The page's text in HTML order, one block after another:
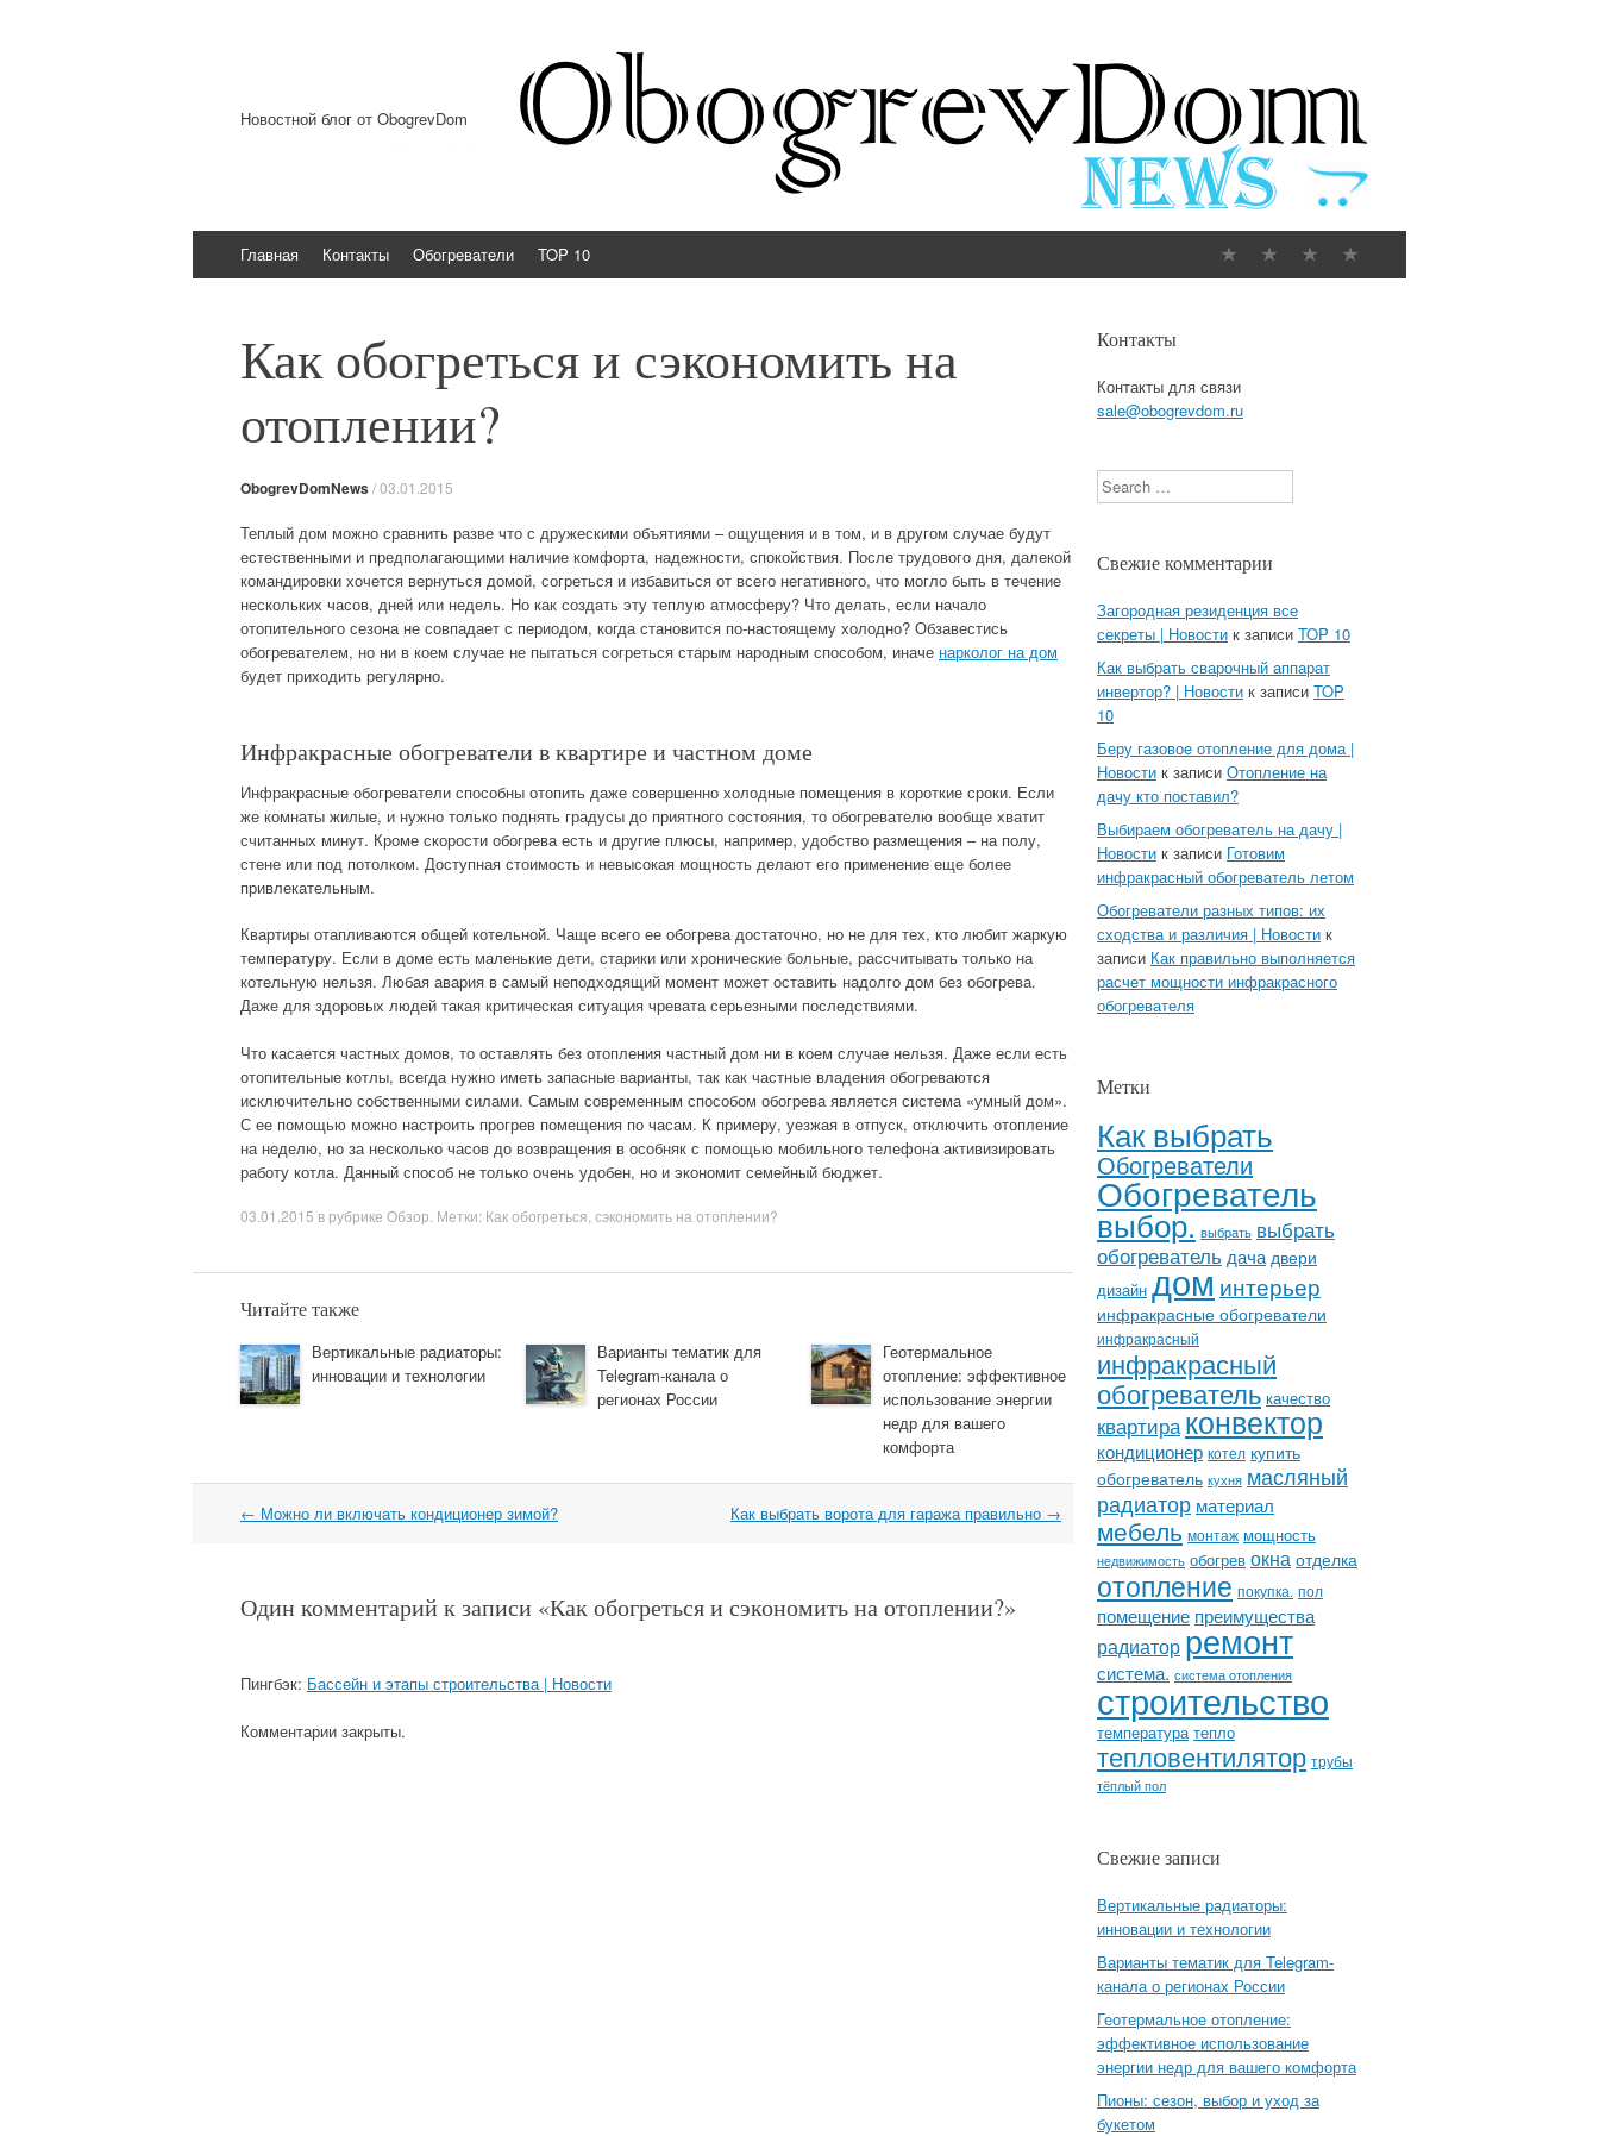
Новостной блог от ObogrevDom
Перейти к содержимому
Главная Контакты Обогреватели TOP 10
Как обогреться и сэкономить на
отоплении?
ObogrevDomNews/03.01.2015
Теплый дом можно сравнить разве что с дружескими объятиями – ощущения и в том, и в другом случае будут
естественными и предполагающими наличие комфорта, надежности, спокойствия. После трудового дня, далекой
командировки хочется вернуться домой, согреться и избавиться от всего негативного, что могло быть в течение
нескольких часов, дней или недель. Но как создать эту теплую атмосферу? Что делать, если начало
отопительного сезона не совпадает с периодом, когда становится по-настоящему холодно? Обзавестись
обогревателем, но ни в коем случае не пытаться согреться старым народным способом, иначе нарколог на дом
будет приходить регулярно.
Инфракрасные обогреватели в квартире и частном доме
Инфракрасные обогреватели способны отопить даже совершенно холодные помещения в короткие сроки. Если
же комнаты жилые, и нужно только поднять градусы до приятного состояния, то обогревателю вообще хватит
считанных минут. Кроме скорости обогрева есть и другие плюсы, например, удобство размещения – на полу,
стене или под потолком. Доступная стоимость и невысокая мощность делают его применение еще более
привлекательным.
Квартиры отапливаются общей котельной. Чаще всего ее обогрева достаточно, но не для тех, кто любит жаркую
температуру. Если в доме есть маленькие дети, старики или хронические больные, рассчитывать только на
котельную нельзя. Любая авария в самый неподходящий момент может оставить надолго дом без обогрева.
Даже для здоровых людей такая критическая ситуация чревата серьезными последствиями.
Что касается частных домов, то оставлять без отопления частный дом ни в коем случае нельзя. Даже если есть
отопительные котлы, всегда нужно иметь запасные варианты, так как частные владения обогреваются
исключительно собственными силами. Самым современным способом обогрева является система «умный дом».
С ее помощью можно настроить прогрев помещения по часам. К примеру, уезжая в отпуск, отключить отопление
на неделю, но за несколько часов до возвращения в особняк с помощью мобильного телефона активизировать
работу котла. Данный способ не только очень удобен, но и экономит семейный бюджет.
03.01.2015 в рубрике Обзор . Метки: Как обогреться сэкономить на отоплении?
Читайте также
Вертикальные радиаторы:
инновации и технологии
Варианты тематик для
Telegram-канала о
регионах России
Геотермальное
отопление: эффективное
использование энергии
недр для вашего
комфорта
Навигация
← Можно ли включать кондиционер зимой? Как выбрать ворота для гаража правильно →
Один комментарий к записи «Как обогреться и сэкономить на отоплении?»
Пингбэк: Бассейн и этапы строительства | Новости
Комментарии закрыты.
Контакты
Контакты для связи
sale@obogrevdom.ru
Search
Свежие комментарии
Загородная резиденция все
секреты | Новости к записи TOP 10
Как выбрать сварочный аппарат
инвертор? | Новости к записи TOP
10
Беру газовое отопление для дома |
Новости к записи Отопление на
дачу кто поставил?
Выбираем обогреватель на дачу |
Новости к записи Готовим
инфракрасный обогреватель летом
Обогреватели разных типов: их
сходства и различия | Новости к
записи Как правильно выполняется
расчет мощности инфракрасного
обогревателя
Метки
Как выбрать
Обогреватели
Обогреватель
выбор. выбрать выбрать
обогреватель дача двери
дизайн доминтерьер
инфракрасные обогреватели
инфракрасный
инфракрасный
обогреватель качество
квартираконвектор
кондиционер котел купить
обогреватель кухня масляный
радиатор материал
мебель монтаж мощность
недвижимость обогрев окна отделка
отопление покупка. пол
помещение преимущества
радиаторремонт
система. система отопления
строительство
температура тепло
тепловентилятор трубы
тёплый пол
Свежие записи
Вертикальные радиаторы:
инновации и технологии
Варианты тематик для Telegram-
канала о регионах России
Геотермальное отопление:
эффективное использование
энергии недр для вашего комфорта
Пионы: сезон, выбор и уход за
букетом